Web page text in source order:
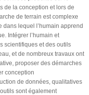
de la conception et lors de
de terrain est complexe
dans lequel l’humain apprend
Intégrer l’humain et
scientifiques et des outils
et de nombreux travaux ont
proposer des démarches
conception
de données, qualitatives
sont également